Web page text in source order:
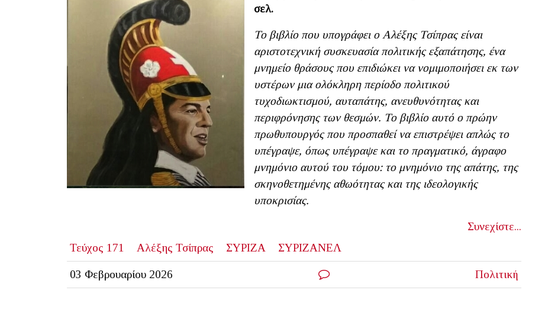
σελ.
Το βιβλίο που υπογράφει ο Αλέξης Τσίπρας είναι
αριστοτεχνική συσκευασία πολιτικής εξαπάτησης, ένα
μνημείο θράσους που επιδιώκει να νομιμοποιήσει εκ των
υστέρων μια ολόκληρη περίοδο πολιτικού
τυχοδιωκτισμού, αυταπάτης, ανευθυνότητας και
περιφρόνησης των θεσμών. Το βιβλίο αυτό ο πρώην
πρωθυπουργός που προσπαθεί να επιστρέψει απλώς το
υπέγραψε, όπως υπέγραψε και το πραγματικό, άγραφο
μνημόνιο αυτού του τόμου: το μνημόνιο της απάτης, της
σκηνοθετημένης αθωότητας και της ιδεολογικής
υποκρισίας.
Συνεχίστε...
Τεύχος 171
Αλέξης Τσίπρας ΣΥΡΙΖΑ ΣΥΡΙΖΑΝΕΛ
03 Φεβρουαρίου 2026 Πολιτική